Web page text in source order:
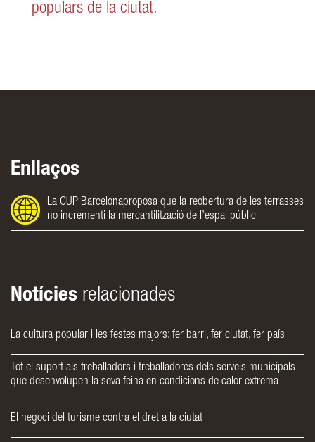
populars de la ciutat.
Enllaços
La CUP Barcelonaproposa que la reobertura de les terrasses
no incrementi la mercantilització de l’espai públic
Notícies relacionades
La cultura popular i les festes majors: fer barri, fer ciutat, fer país
Tot el suport als treballadors i treballadores dels serveis municipals
que desenvolupen la seva feina en condicions de calor extrema
El negoci del turisme contra el dret a la ciutat